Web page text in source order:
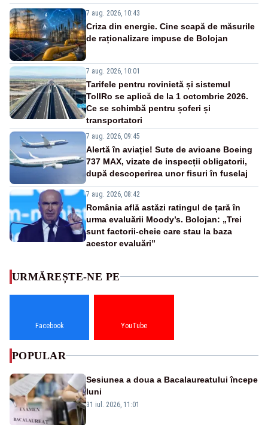
7 aug. 2026, 10:43
Criza din energie. Cine scapă de măsurile
de raționalizare impuse de Bolojan
7 aug. 2026, 10:01
Tarifele pentru rovinietă și sistemul
TollRo se aplică de la 1 octombrie 2026.
Ce se schimbă pentru șoferi și
transportatori
7 aug. 2026, 09:45
Alertă în aviație! Sute de avioane Boeing
737 MAX, vizate de inspecții obligatorii,
după descoperirea unor fisuri în fuselaj
7 aug. 2026, 08:42
România află astăzi ratingul de țară în
urma evaluării Moody’s. Bolojan: „Trei
sunt factorii-cheie care stau la baza
acestor evaluări”
URMĂREȘTE-NE PE
Facebook YouTube
POPULAR
Sesiunea a doua a Bacalaureatului începe
luni
31 iul. 2026, 11:01